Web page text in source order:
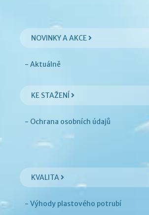
NOVINKY A AKCE
- Aktuálně
KE STAŽENÍ
- Ochrana osobních údajů
KVALITA
- Výhody plastového potrubí